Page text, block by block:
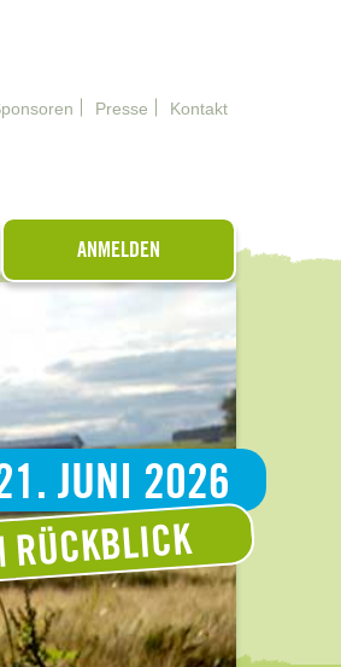
Presse Kontakt
ANMELDEN
JUNI 2026